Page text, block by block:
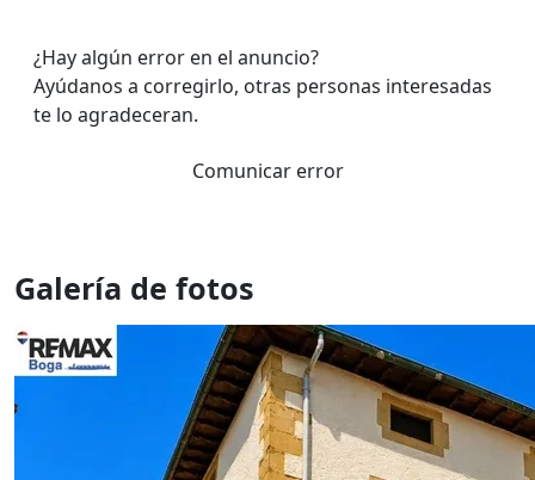
¿Hay algún error en el anuncio?
Ayúdanos a corregirlo, otras personas interesadas
te lo agradeceran.
Comunicar error
Galería de fotos